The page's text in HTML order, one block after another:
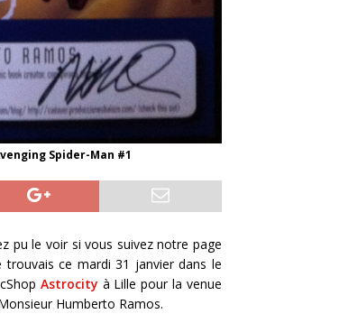
Spider-Man #1
pu le voir si vous suivez notre page
trouvais ce mardi 31 janvier dans le
Astrocity à Lille pour la venue
Humberto Ramos.